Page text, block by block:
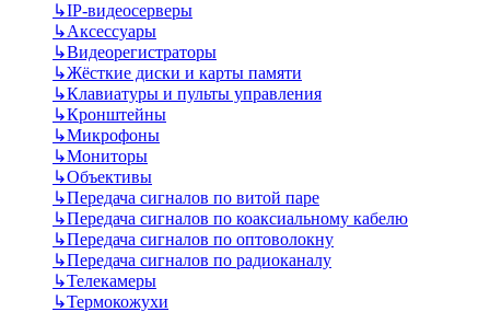
↳IP-видеосерверы
↳Аксессуары
↳Видеорегистраторы
↳Жёсткие диски и карты памяти
↳Клавиатуры и пульты управления
↳Кронштейны
↳Микрофоны
↳Мониторы
↳Объективы
↳Передача сигналов по витой паре
↳Передача сигналов по коаксиальному кабелю
↳Передача сигналов по оптоволокну
↳Передача сигналов по радиоканалу
↳Телекамеры
↳Термокожухи